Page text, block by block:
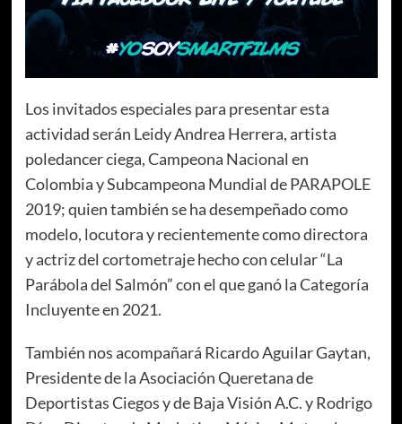
Los invitados especiales para presentar esta
actividad serán Leidy Andrea Herrera, artista
poledancer ciega, Campeona Nacional en
Colombia y Subcampeona Mundial de PARAPOLE
2019; quien también se ha desempeñado como
modelo, locutora y recientemente como directora
y actriz del cortometraje hecho con celular “La
Parábola del Salmón” con el que ganó la Categoría
Incluyente en 2021.
También nos acompañará Ricardo Aguilar Gaytan,
Presidente de la Asociación Queretana de
Deportistas Ciegos y de Baja Visión A.C. y Rodrigo